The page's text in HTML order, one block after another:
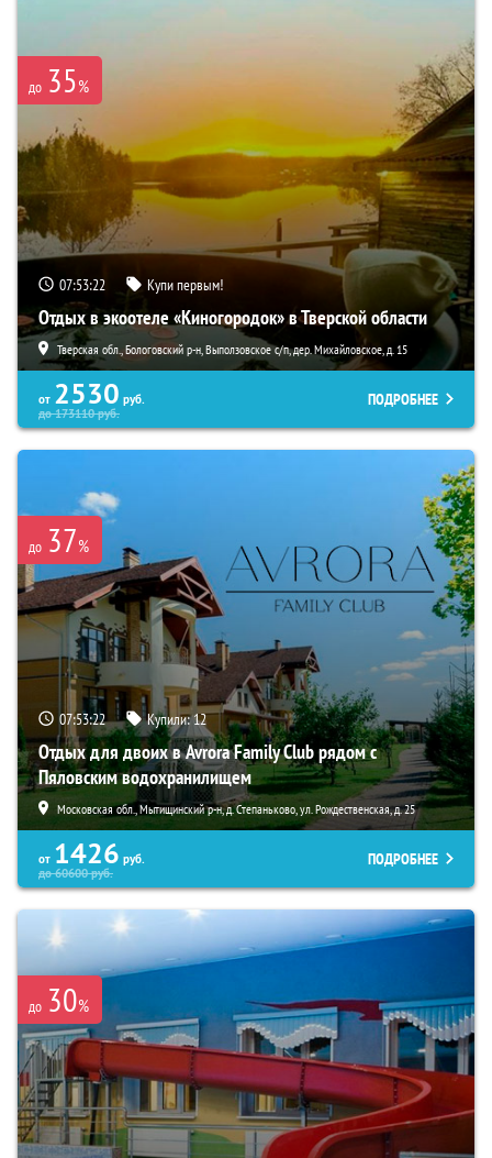
до 35%
07:53:21 Купи первым!
Отдых в экоотеле «Киногородок» в Тверской области
Тверская обл., Бологовский р-н, Выползовское с/п, дер. Михайловское, д. 15
от 2530 руб.
до173110руб.
ПОДРОБНЕЕ
до 37%
07:53:21 Купили:12
Отдых для двоих в Avrora Family Club рядом с
Пяловским водохранилищем
Московская обл., Мытищинский р-н, д. Степаньково, ул. Рождественская, д. 25
от 1426 руб.
до60600руб.
ПОДРОБНЕЕ
до 30%